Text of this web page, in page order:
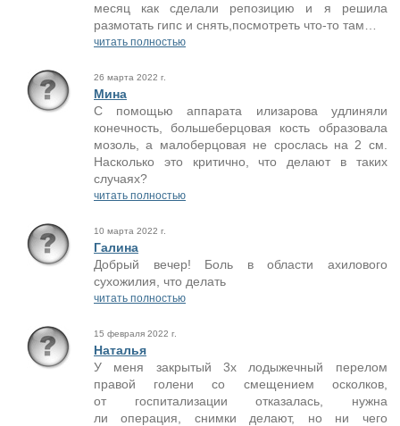
месяц как сделали репозицию и я решила
размотать гипс и снять,посмотреть что-то там…
читать полностью
26 марта 2022 г.
Мина
С помощью аппарата илизарова удлиняли
конечность, большеберцовая кость образовала
мозоль, а малоберцовая не срослась на 2 см.
Насколько это критично, что делают в таких
случаях?
читать полностью
10 марта 2022 г.
Галина
Добрый вечер! Боль в области ахилового
сухожилия, что делать
читать полностью
15 февраля 2022 г.
Наталья
У меня закрытый 3х лодыжечный перелом
правой голени со смещением осколков,
от госпитализации отказалась, нужна
ли операция, снимки делают, но ни чего